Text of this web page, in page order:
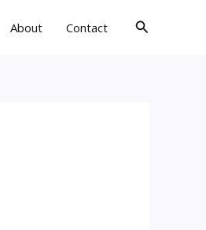
About Contact
검